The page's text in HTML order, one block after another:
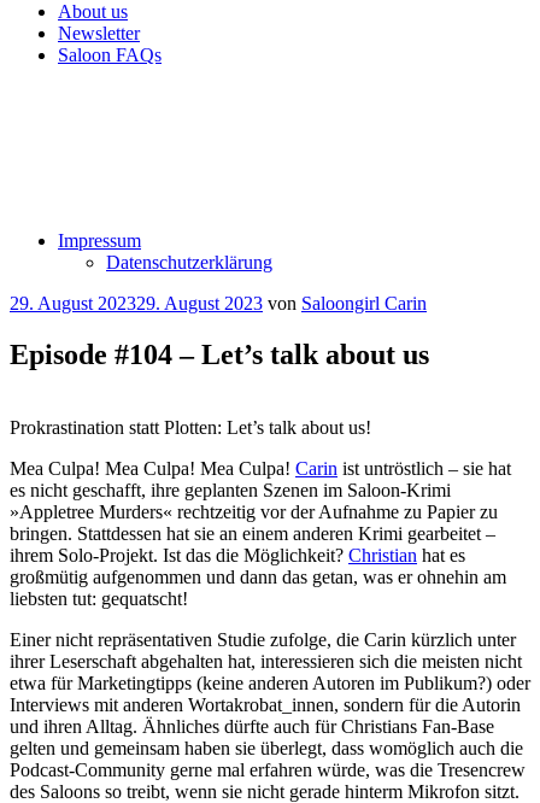
About us
Newsletter
Saloon FAQs
Impressum
Datenschutzerklärung
Veröffentlicht
29. August 202329. August 2023 von Saloongirl Carin
Episode #104 – Let’s talk about us
Prokrastination statt Plotten: Let’s talk about us!
Mea Culpa! Mea Culpa! Mea Culpa! Carin ist untröstlich – sie hat
es nicht geschafft, ihre geplanten Szenen im Saloon-Krimi
»Appletree Murders« rechtzeitig vor der Aufnahme zu Papier zu
bringen. Stattdessen hat sie an einem anderen Krimi gearbeitet –
ihrem Solo-Projekt. Ist das die Möglichkeit? Christian hat es
großmütig aufgenommen und dann das getan, was er ohnehin am
liebsten tut: gequatscht!
Einer nicht repräsentativen Studie zufolge, die Carin kürzlich unter
ihrer Leserschaft abgehalten hat, interessieren sich die meisten nicht
etwa für Marketingtipps (keine anderen Autoren im Publikum?) oder
Interviews mit anderen Wortakrobat_innen, sondern für die Autorin
und ihren Alltag. Ähnliches dürfte auch für Christians Fan-Base
gelten und gemeinsam haben sie überlegt, dass womöglich auch die
Podcast-Community gerne mal erfahren würde, was die Tresencrew
des Saloons so treibt, wenn sie nicht gerade hinterm Mikrofon sitzt.